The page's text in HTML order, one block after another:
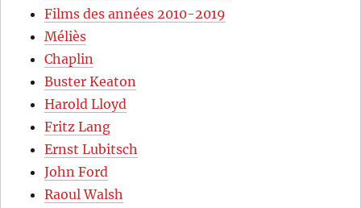
Films des années 2010-2019
Méliès
Chaplin
Buster Keaton
Harold Lloyd
Fritz Lang
Ernst Lubitsch
John Ford
Raoul Walsh